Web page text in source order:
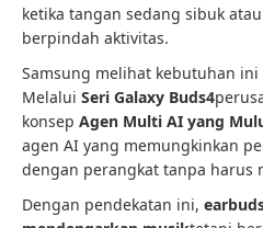
ketika tangan sedang sibuk
berpindah aktivitas.
Samsung melihat kebutuhan
Melalui Seri Galaxy Buds4
konsep Agen Multi AI yang
agen AI yang memungkinkan
dengan perangkat tanpa harus
Dengan pendekatan ini,